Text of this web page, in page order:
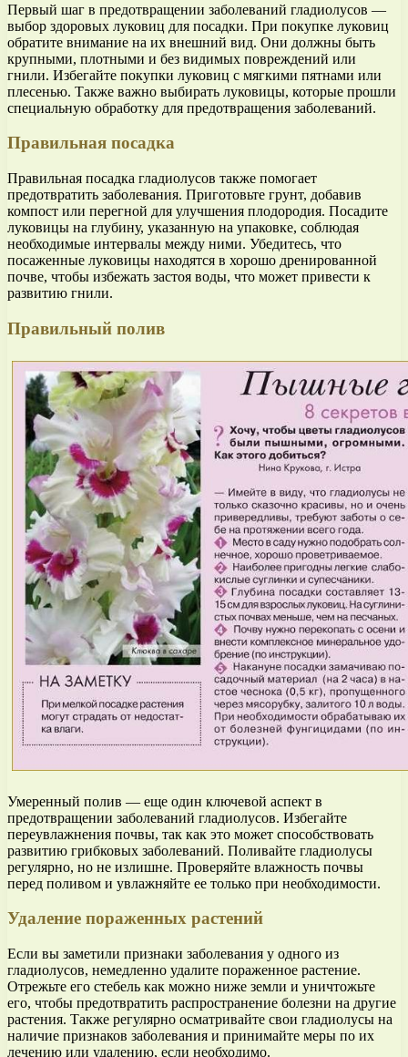
Первый шаг в предотвращении заболеваний гладиолусов —
выбор здоровых луковиц для посадки. При покупке луковиц
обратите внимание на их внешний вид. Они должны быть
крупными, плотными и без видимых повреждений или
гнили. Избегайте покупки луковиц с мягкими пятнами или
плесенью. Также важно выбирать луковицы, которые прошли
специальную обработку для предотвращения заболеваний.
Правильная посадка
Правильная посадка гладиолусов также помогает
предотвратить заболевания. Приготовьте грунт, добавив
компост или перегной для улучшения плодородия. Посадите
луковицы на глубину, указанную на упаковке, соблюдая
необходимые интервалы между ними. Убедитесь, что
посаженные луковицы находятся в хорошо дренированной
почве, чтобы избежать застоя воды, что может привести к
развитию гнили.
Правильный полив
Умеренный полив — еще один ключевой аспект в
предотвращении заболеваний гладиолусов. Избегайте
переувлажнения почвы, так как это может способствовать
развитию грибковых заболеваний. Поливайте гладиолусы
регулярно, но не излишне. Проверяйте влажность почвы
перед поливом и увлажняйте ее только при необходимости.
Удаление пораженных растений
Если вы заметили признаки заболевания у одного из
гладиолусов, немедленно удалите пораженное растение.
Отрежьте его стебель как можно ниже земли и уничтожьте
его, чтобы предотвратить распространение болезни на другие
растения. Также регулярно осматривайте свои гладиолусы на
наличие признаков заболевания и принимайте меры по их
лечению или удалению, если необходимо.